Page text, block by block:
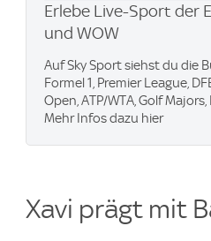
Erlebe Live-Sport der
und WOW
Auf Sky Sport siehst du die
Formel 1, Premier League,
Open, ATP/WTA, Golf
Mehr Infos dazu hier
Xavi prägt mit